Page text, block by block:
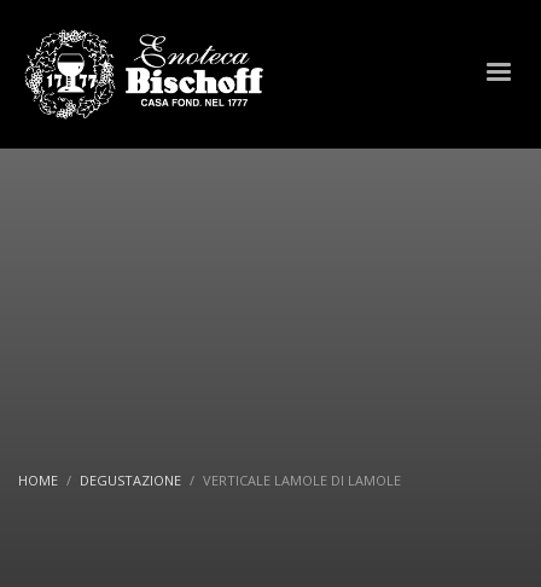
HOME DEGUSTAZIONE VERTICALE LAMOLE DI LAMOLE